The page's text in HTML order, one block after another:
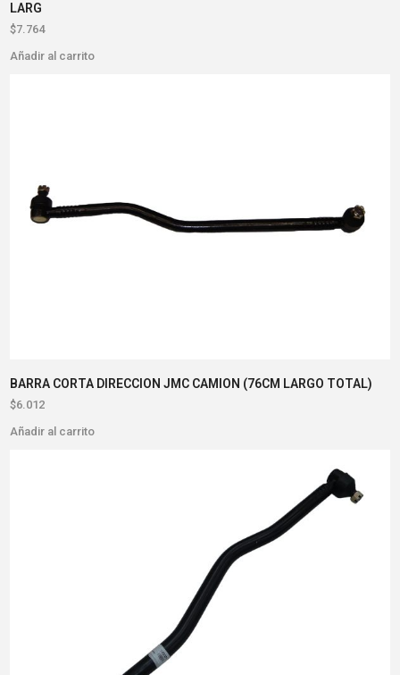
LARG
$7.764
Añadir al carrito
BARRA CORTA DIRECCION JMC CAMION (76CM LARGO TOTAL)
$6.012
Añadir al carrito